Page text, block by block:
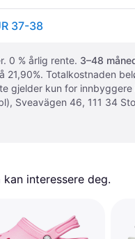
37-38
0 % årlig rente. 3–48
21,90%. Totalkostnaden
gjelder kun for
Sveavägen 46, 111 34
interessere deg.